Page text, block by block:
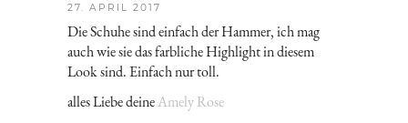
27. APRIL 2017
Die Schuhe sind einfach der Hammer, ich mag
auch wie sie das farbliche Highlight in diesem
Look sind. Einfach nur toll.
alles Liebe deineAmely Rose